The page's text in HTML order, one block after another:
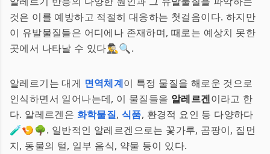
것은 이를 예방하고 적절히 대응하는 첫걸음이다. 하지만
이 유발물질들은 어디에나 존재하며, 때로는 예상치 못한
곳에서 나타날 수 있다🕵️‍♂️🔍.
알레르기는 대게 면역체계이 특정 물질을 해로운 것으로
인식하면서 일어나는데, 이 물질들을 알레르겐이라고 한
다. 알레르겐은 화학물질, 식품, 환경적 요인 등 다양하다
🧪🍤🌳. 일반적인 알레르겐으로는 꽃가루, 곰팡이, 집먼
지, 동물의 털, 일부 음식, 약물 등이 있다.